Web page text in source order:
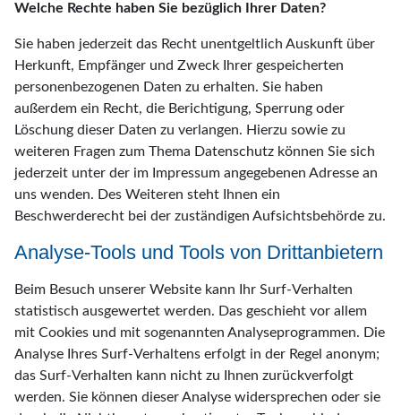
Welche Rechte haben Sie bezüglich Ihrer Daten?
Sie haben jederzeit das Recht unentgeltlich Auskunft über
Herkunft, Empfänger und Zweck Ihrer gespeicherten
personenbezogenen Daten zu erhalten. Sie haben
außerdem ein Recht, die Berichtigung, Sperrung oder
Löschung dieser Daten zu verlangen. Hierzu sowie zu
weiteren Fragen zum Thema Datenschutz können Sie sich
jederzeit unter der im Impressum angegebenen Adresse an
uns wenden. Des Weiteren steht Ihnen ein
Beschwerderecht bei der zuständigen Aufsichtsbehörde zu.
Analyse-Tools und Tools von Drittanbietern
Beim Besuch unserer Website kann Ihr Surf-Verhalten
statistisch ausgewertet werden. Das geschieht vor allem
mit Cookies und mit sogenannten Analyseprogrammen. Die
Analyse Ihres Surf-Verhaltens erfolgt in der Regel anonym;
das Surf-Verhalten kann nicht zu Ihnen zurückverfolgt
werden. Sie können dieser Analyse widersprechen oder sie